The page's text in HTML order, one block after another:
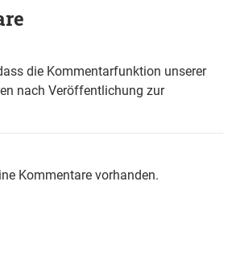
die Kommentarfunktion unserer
nach Veröffentlichung zur
Kommentare vorhanden.